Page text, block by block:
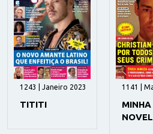
1243 | Janeiro 2023
TITITI
1141 |
MINHA